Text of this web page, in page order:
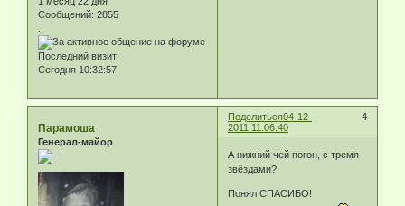
Сообщений: 2855
.:
Последний визит:
Сегодня 10:32:57
Поделиться 4
04-12-
2011 11:06:40
Парамоша
Генерал-майор
А нижний чей погон, с тремя
звёздами?
Понял СПАСИБО!